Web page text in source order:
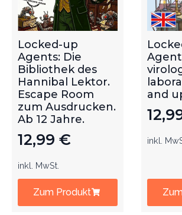
Locked-up
Agents: Die
Bibliothek des
Hannibal Lektor.
Escape Room
zum Ausdrucken.
Ab 12 Jahre.
12,99 €
inkl. MwSt.
Zum Produkt
and
inkl.